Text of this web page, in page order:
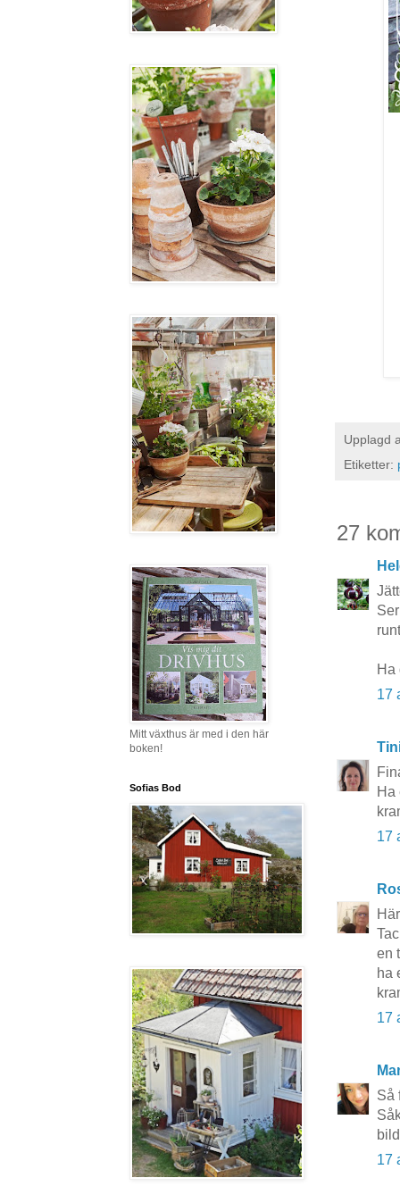
Upplagd
Etiketter:
27
Ha
17
Ha
17
en
ha
17
Så
17
Mitt växthus är med i den här
boken!
Sofias Bod